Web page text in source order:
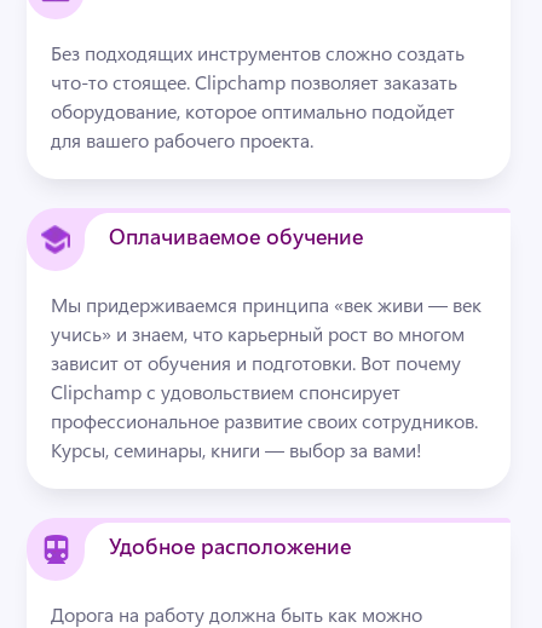
Без подходящих инструментов сложно создать
что-то стоящее. Clipchamp позволяет заказать
оборудование, которое оптимально подойдет
для вашего рабочего проекта.
Оплачиваемое обучение
Мы придерживаемся принципа «век живи — век
учись» и знаем, что карьерный рост во многом
зависит от обучения и подготовки. Вот почему
Clipchamp с удовольствием спонсирует
профессиональное развитие своих сотрудников.
Курсы, семинары, книги — выбор за вами!
Удобное расположение
Дорога на работу должна быть как можно